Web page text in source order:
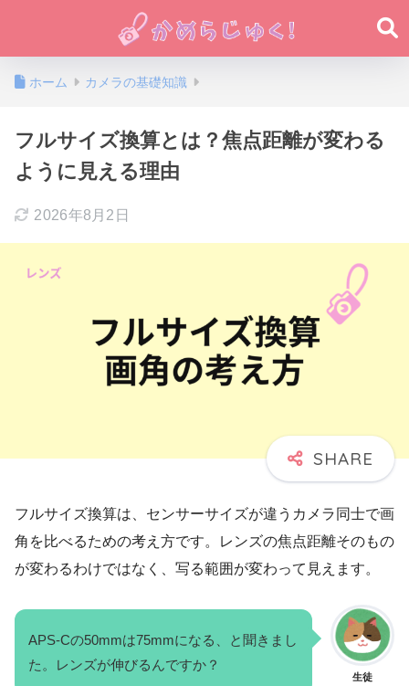
ホーム カメラの基礎知識
フルサイズ換算とは？焦点距離が変わる
ように見える理由
2026年8月2日
フルサイズ換算は、センサーサイズが違うカメラ同士で画
角を比べるための考え方です。レンズの焦点距離そのもの
が変わるわけではなく、写る範囲が変わって見えます。
生徒
APS-Cの50mmは75mmになる、と聞きまし
た。レンズが伸びるんですか？